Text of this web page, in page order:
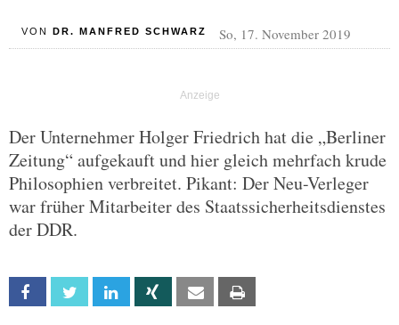
VON DR. MANFRED SCHWARZ So, 17. November 2019
Der Unternehmer Holger Friedrich hat die „Berliner
Zeitung“ aufgekauft und hier gleich mehrfach krude
Philosophien verbreitet. Pikant: Der Neu-Verleger
war früher Mitarbeiter des Staatssicherheitsdienstes
der DDR.
Facebook Twitter Linkedin Xing Email